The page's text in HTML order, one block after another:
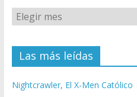
Las más leídas
Nightcrawler, El X-Men Católico